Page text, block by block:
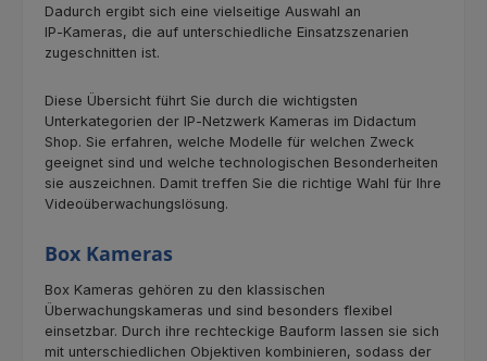
Dadurch ergibt sich eine vielseitige Auswahl an
IP‑Kameras, die auf unterschiedliche Einsatzszenarien
zugeschnitten ist.
Diese Übersicht führt Sie durch die wichtigsten
Unterkategorien der IP‑Netzwerk Kameras im Didactum
Shop. Sie erfahren, welche Modelle für welchen Zweck
geeignet sind und welche technologischen Besonderheiten
sie auszeichnen. Damit treffen Sie die richtige Wahl für Ihre
Videoüberwachungslösung.
Box Kameras
Box Kameras gehören zu den klassischen
Überwachungskameras und sind besonders flexibel
einsetzbar. Durch ihre rechteckige Bauform lassen sie sich
mit unterschiedlichen Objektiven kombinieren, sodass der